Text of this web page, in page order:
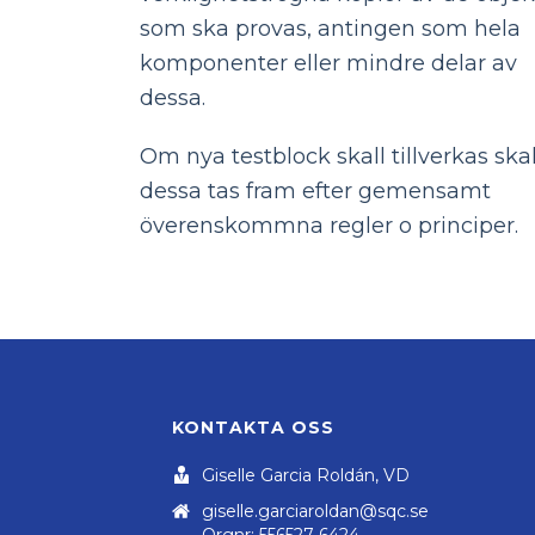
som ska provas, antingen som hela
komponenter eller mindre delar av
dessa.
Om nya testblock skall tillverkas
dessa tas fram efter gemensamt
överenskommna regler o principer.
KONTAKTA OSS
Giselle Garcia Roldán, VD
giselle.garciaroldan@sqc.se